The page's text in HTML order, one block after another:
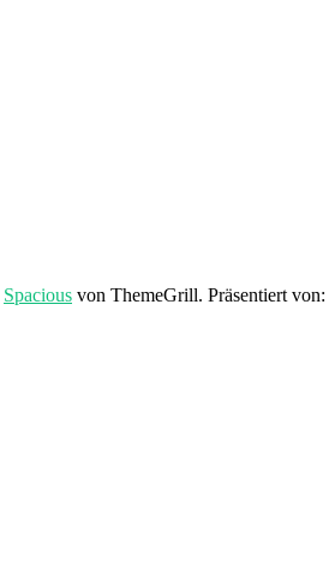
Spacious von ThemeGrill. Präsentiert von: